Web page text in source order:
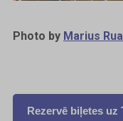
Photo by Marius Rua
Rezervē biļetes uz